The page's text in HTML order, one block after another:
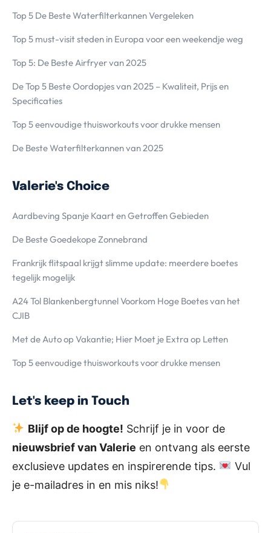
Top 5 De Beste Waterfilterkannen Vergeleken
Top 5 must-visit steden in Europa voor een weekendje weg
Top 5: De Beste Airfryer van 2025
De Top 5 Beste Oordopjes van 2025 – Kwaliteit, Prijs en
Specificaties
Top 5 eenvoudige thuisworkouts voor drukke mensen
De Beste Waterfilterkannen van 2025
Valerie's Choice
Aardbeving Spanje Kaart en Getroffen Gebieden
De Beste Goedekope Zonnebrand
Frankrijk flitspaal krijgt slimme update: meerdere boetes
tegelijk mogelijk
A24 Tol Blankenbergtunnel Voorkom Hoge Boetes van het
CJIB
Met de Auto op Vakantie; Hier Moet je Extra op Letten
Top 5 eenvoudige thuisworkouts voor drukke mensen
Let's keep in Touch
Blijf op de hoogte! Schrijf je in voor de
nieuwsbrief van Valerie en ontvang als eerste
exclusieve updates en inspirerende tips.
Vul
je e-mailadres in en mis niks!